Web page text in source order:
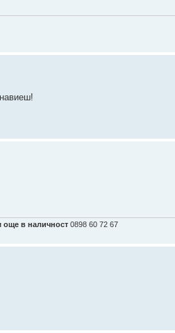
още в наличност 0898 60 72 67